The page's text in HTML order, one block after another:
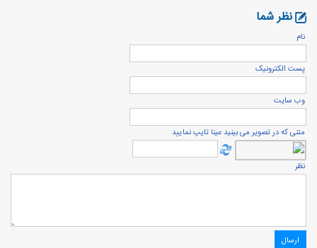
نظر شما
نام
پست الكترونيک
وب سایت
متنی که در تصویر می بینید عینا تایپ نمایید
نظر